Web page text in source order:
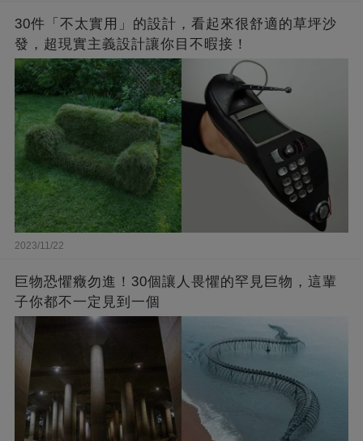
30件「不太實用」的設計，看起來很舒適的草坪沙
發，超現實主義設計讓你目不暇接！
2023/11/22
巨物恐懼癥勿進！30個讓人畏懼的罕見巨物，這輩
子你都不一定見到一個